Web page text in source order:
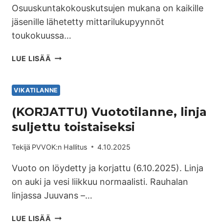
Osuuskuntakokouskutsujen mukana on kaikille
jäsenille lähetetty mittarilukupyynnöt
toukokuussa…
LUE LISÄÄ
VIKATILANNE
(KORJATTU) Vuototilanne, linja
suljettu toistaiseksi
Tekijä PVVOK:n Hallitus 4.10.2025
Vuoto on löydetty ja korjattu (6.10.2025). Linja
on auki ja vesi liikkuu normaalisti. Rauhalan
linjassa Juuvans –…
LUE LISÄÄ